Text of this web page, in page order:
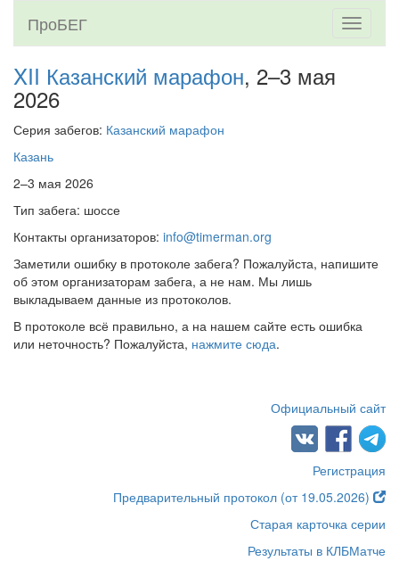
Toggle
ПроБЕГ
XII Казанский марафон, 2–3 мая
2026
Серия забегов: Казанский марафон
Казань
2–3 мая 2026
Тип забега: шоссе
Контакты организаторов: info@timerman.org
Заметили ошибку в протоколе забега? Пожалуйста, напишите
об этом организаторам забега, а не нам. Мы лишь
выкладываем данные из протоколов.
В протоколе всё правильно, а на нашем сайте есть ошибка
или неточность? Пожалуйста, нажмите сюда.
Официальный сайт
Регистрация
Предварительный протокол (от 19.05.2026)
Старая карточка серии
Результаты в КЛБМатче